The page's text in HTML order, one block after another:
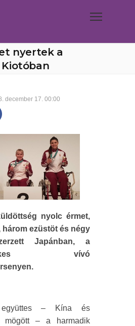
nyertek a
december 17. 00:00
nyolc érmet,
három ezüstöt és négy
Japánban, a
vívó
– Kína és
mögött – a harmadik